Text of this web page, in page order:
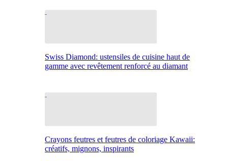
Swiss Diamond: ustensiles de cuisine haut de
gamme avec revêtement renforcé au diamant
Crayons feutres et feutres de coloriage Kawaii:
créatifs, mignons, inspirants